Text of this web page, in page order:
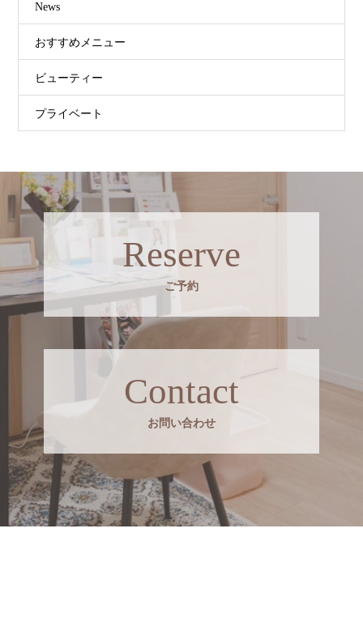
News
おすすめメニュー
ビューティー
プライベート
Reserve
ご予約
Contact
お問い合わせ